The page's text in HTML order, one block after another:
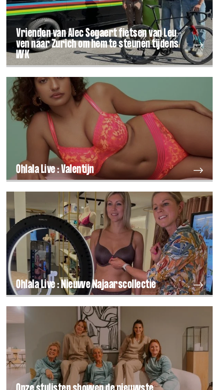
Vrien­den van Alec Segaert fiet­sen van Leu­
ven naar Zurich om hem te steu­nen tij­dens
WK
Ohlala Live : Valentijn
Ohlala Live : Nieuwe Najaarscollectie